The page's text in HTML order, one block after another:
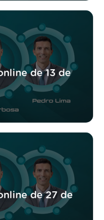
de 13 de
de 27 de